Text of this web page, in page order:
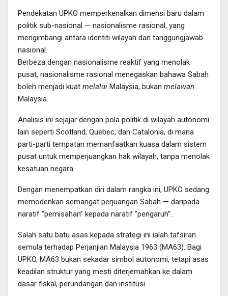
Pendekatan UPKO memperkenalkan dimensi baru dalam
politik sub-nasional — nasionalisme rasional, yang
mengimbangi antara identiti wilayah dan tanggungjawab
nasional.
Berbeza dengan nasionalisme reaktif yang menolak
pusat, nasionalisme rasional menegaskan bahawa Sabah
boleh menjadi kuat melalui Malaysia, bukan melawan
Malaysia.
Analisis ini sejajar dengan pola politik di wilayah autonomi
lain seperti Scotland, Quebec, dan Catalonia, di mana
parti-parti tempatan memanfaatkan kuasa dalam sistem
pusat untuk memperjuangkan hak wilayah, tanpa menolak
kesatuan negara.
Dengan menempatkan diri dalam rangka ini, UPKO sedang
memodenkan semangat perjuangan Sabah — daripada
naratif “pemisahan” kepada naratif “pengaruh”.
Salah satu batu asas kepada strategi ini ialah tafsiran
semula terhadap Perjanjian Malaysia 1963 (MA63). Bagi
UPKO, MA63 bukan sekadar simbol autonomi, tetapi asas
keadilan struktur yang mesti diterjemahkan ke dalam
dasar fiskal, perundangan dan institusi.